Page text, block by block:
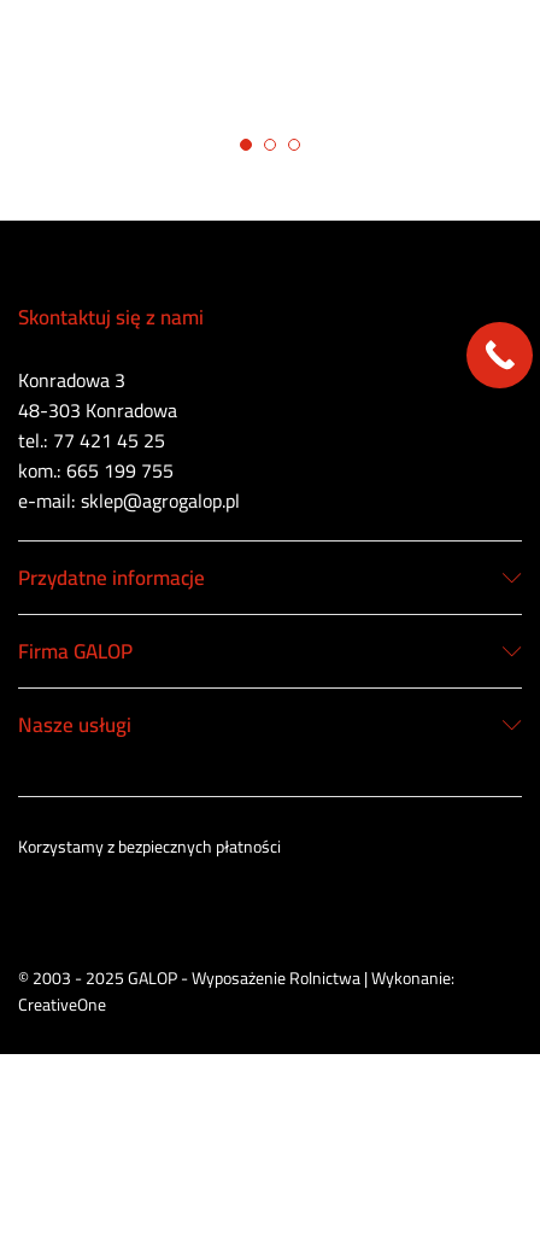
Skontaktuj się z nami
Konradowa 3
48-303 Konradowa
tel.: 77 421 45 25
kom.: 665 199 755
e-mail: sklep@agrogalop.pl
Przydatne informacje
Firma GALOP
Nasze usługi
© 2003 - 2025 GALOP - Wyposażenie Rolnictwa | Wykonanie:
CreativeOne
Korzystamy z bezpiecznych płatności